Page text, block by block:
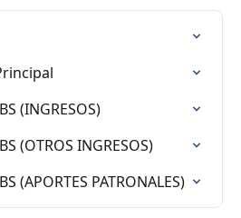
(INGRESOS)
(OTROS INGRESOS)
(APORTES PATRONALES)